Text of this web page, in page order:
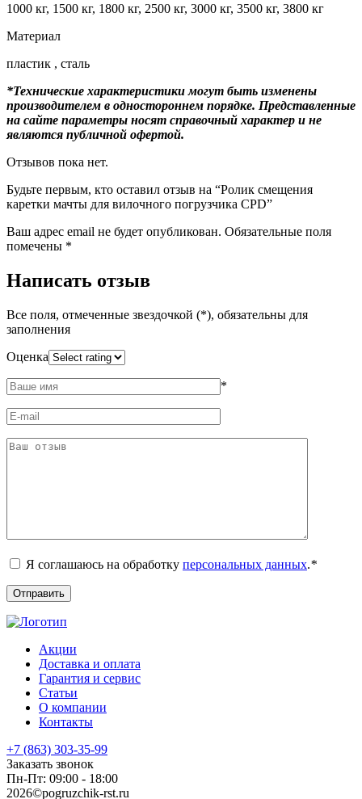
1000 кг, 1500 кг, 1800 кг, 2500 кг, 3000 кг, 3500 кг, 3800 кг
Материал
пластик , сталь
*Технические характеристики могут быть изменены
производителем в одностороннем порядке. Представленные
на сайте параметры носят справочный характер и не
являются публичной офертой.
Отзывов пока нет.
Будьте первым, кто оставил отзыв на “Ролик смещения
каретки мачты для вилочного погрузчика CPD”
Ваш адрес email не будет опубликован. Обязательные поля
помечены *
Написать отзыв
Все поля, отмеченные звездочкой (*), обязательны для
заполнения
Оценка
*
Я соглашаюсь на обработку персональных данных.*
Акции
Доставка и оплата
Гарантия и сервис
Статьи
О компании
Контакты
+7 (863) 303-35-99
Заказать звонок
Пн-Пт: 09:00 - 18:00
2026©pogruzchik-rst.ru